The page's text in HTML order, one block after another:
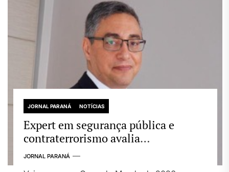
JORNAL PARANÁ NOTÍCIAS
Expert em segurança pública e
contraterrorismo avalia
possibilidade de ataques terroristas
JORNAL PARANÁ